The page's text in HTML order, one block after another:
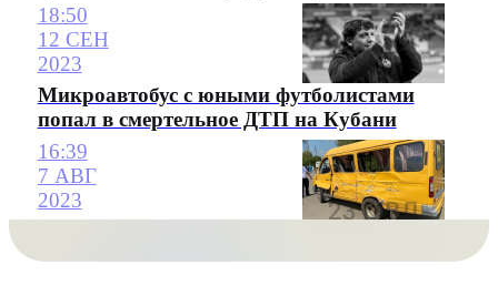
18:50
12 СЕН
2023
Микроавтобус с юными футболистами
попал в смертельное ДТП на Кубани
16:39
7 АВГ
2023